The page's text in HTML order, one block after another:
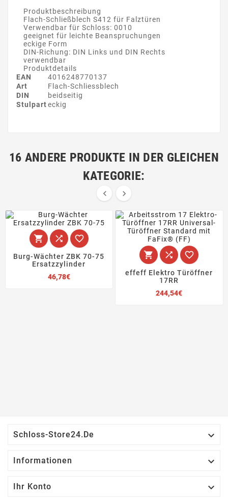
Produktbeschreibung
Flach-Schließblech S412 für Falztüren
Verwendbar für Schloss: 0010
geeignet für leichte Beanspruchungen
eckige Form
DIN-Richung: DIN Links und DIN Rechts
verwendbar
Produktdetails
EAN
4016248770137
Art
Flach-Schliessblech
DIN
beidseitig
Stulparteckig
16 ANDERE PRODUKTE IN DER GLEICHEN
KATEGORIE:
 
  
Burg-Wächter ZBK 70-75
Ersatzzylinder
46,78€Preis
  
effeff Elektro Türöffner
17RR
244,54€Preis
Schloss-Store24.de 
Informationen 
Ihr Konto 